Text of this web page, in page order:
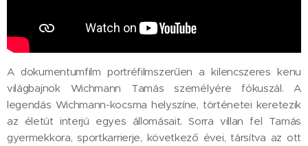
A dokumentumfilm portréfilmszerűen a kilencszeres kenu
világbajnok Wichmann Tamás személyére fókuszál. A
legendás Wichmann-kocsma helyszíne, történetei keretezik
az életút interjú egyes állomásait. Sorra villan fel Tamás
gyermekkora, sportkarrierje, következő évei, társítva az ott